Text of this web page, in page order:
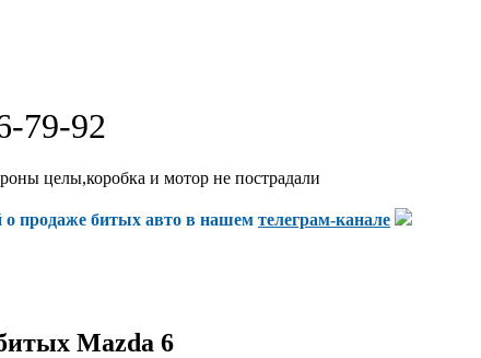
79-92
целы,коробка и мотор не пострадали
продаже битых авто в нашем телеграм-канале
Mazda 6